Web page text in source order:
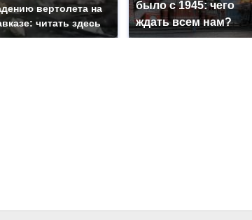
вертолета на
читать здесь
было с 1945: чего
ждать всем нам?